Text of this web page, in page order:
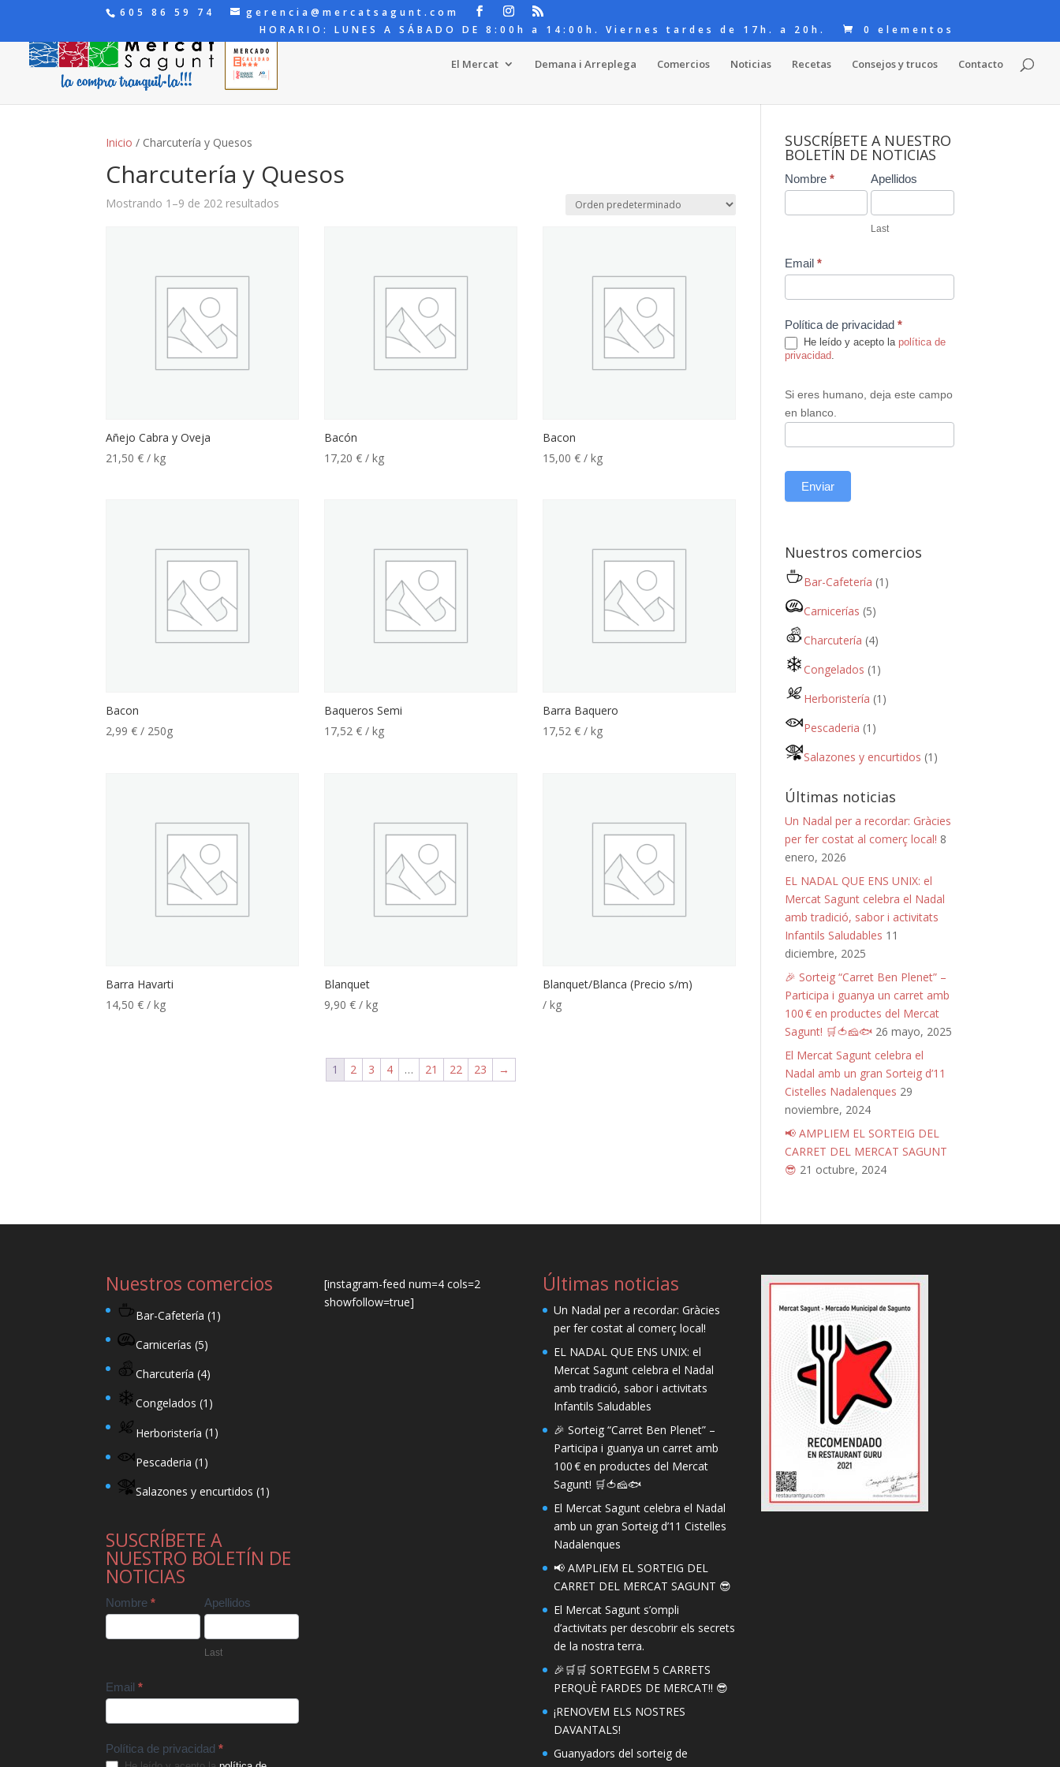
605 86 59 74
gerencia@mercatsagunt.com
HORARIO: LUNES A SÁBADO DE 8:00h a 14:00h. Viernes tardes de 17h. a 20h.
0 elementos
El Mercat Demana i Arreplega Comercios Noticias Recetas Consejos y trucos Contacto
Inicio / Charcutería y Quesos
Charcutería y Quesos
Mostrando 1–9 de 202 resultados
Añejo Cabra y Oveja
21,50€ / kg
Bacón
17,20€ / kg
Bacon
15,00€ / kg
Bacon
2,99€ / 250g
Baqueros Semi
17,52€ / kg
Barra Baquero
17,52€ / kg
Barra Havarti
14,50€ / kg
Blanquet
9,90€ / kg
Blanquet/Blanca (Precio s/m)
/ kg
1 2 3 4 … 21 22 23 →
SUSCRÍBETE A NUESTRO
BOLETÍN DE NOTICIAS
Contact
Us
Nombre * Apellidos
Last
Email *
Política de privacidad *
He leído y acepto la política de
privacidad.
Si eres humano, deja este campo
en blanco.
Enviar
Nuestros comercios
Bar-Cafetería (1)
Carnicerías (5)
Charcutería (4)
Congelados (1)
Herboristería (1)
Pescaderia (1)
Salazones y encurtidos (1)
Últimas noticias
Un Nadal per a recordar: Gràcies
per fer costat al comerç local! 8
enero, 2026
EL NADAL QUE ENS UNIX: el
Mercat Sagunt celebra el Nadal
amb tradició, sabor i activitats
Infantils Saludables 11
diciembre, 2025
🎉 Sorteig “Carret Ben Plenet” –
Participa i guanya un carret amb
100 € en productes del Mercat
Sagunt! 🛒🍅🧀🐟 26 mayo, 2025
El Mercat Sagunt celebra el
Nadal amb un gran Sorteig d’11
Cistelles Nadalenques 29
noviembre, 2024
📢 AMPLIEM EL SORTEIG DEL
CARRET DEL MERCAT SAGUNT
😎 21 octubre, 2024
Nuestros comercios
Bar-Cafetería (1)
Carnicerías (5)
Charcutería (4)
Congelados (1)
Herboristería (1)
Pescaderia (1)
Salazones y encurtidos (1)
SUSCRÍBETE A
NUESTRO BOLETÍN DE
NOTICIAS
Contact
Us
Nombre* Apellidos
Last
Email*
Política de privacidad*
[instagram-feed num=4 cols=2
showfollow=true]
Últimas noticias
Un Nadal per a recordar: Gràcies
per fer costat al comerç local!
EL NADAL QUE ENS UNIX: el
Mercat Sagunt celebra el Nadal
amb tradició, sabor i activitats
Infantils Saludables
🎉 Sorteig “Carret Ben Plenet” –
Participa i guanya un carret amb
100 € en productes del Mercat
Sagunt! 🛒🍅🧀🐟
El Mercat Sagunt celebra el Nadal
amb un gran Sorteig d’11 Cistelles
Nadalenques
📢 AMPLIEM EL SORTEIG DEL
CARRET DEL MERCAT SAGUNT 😎
El Mercat Sagunt s’ompli
d’activitats per descobrir els secrets
de la nostra terra.
🎉🛒🛒 SORTEGEM 5 CARRETS
PERQUÈ FARDES DE MERCAT!! 😎
¡RENOVEM ELS NOSTRES
DAVANTALS!
Guanyadors del sorteig de